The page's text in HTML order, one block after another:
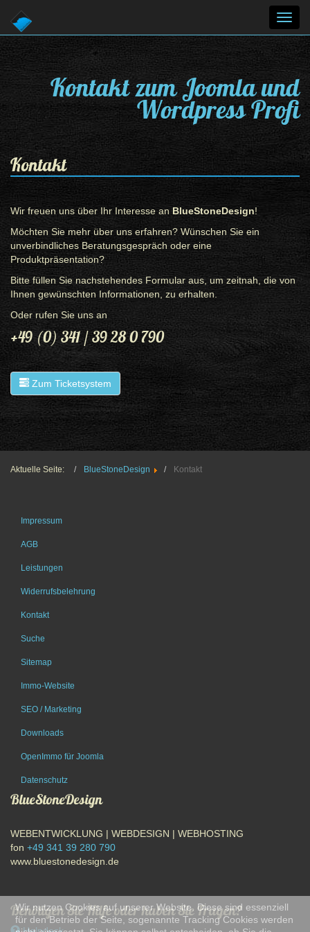
Kontakt zum Joomla und
Wordpress Profi
Kontakt
Wir freuen uns über Ihr Interesse an BlueStoneDesign!
Möchten Sie mehr über uns erfahren? Wünschen Sie ein
unverbindliches Beratungsgespräch oder eine
Produktpräsentation?
Bitte füllen Sie nachstehendes Formular aus, um zeitnah, die von
Ihnen gewünschten Informationen, zu erhalten.
Oder rufen Sie uns an
+49 (0) 341 / 39 28 0 790
Zum Ticketsystem
Aktuelle Seite: BlueStoneDesign Kontakt
Impressum
AGB
Leistungen
Widerrufsbelehrung
Kontakt
Suche
Sitemap
Immo-Website
SEO / Marketing
Downloads
OpenImmo für Joomla
Datenschutz
BlueStoneDesign
WEBENTWICKLUNG | WEBDESIGN | WEBHOSTING
fon +49 341 39 280 790
www.bluestonedesign.de
Benötigen Sie Hilfe oder haben Sie Fragen?
Wir nutzen Cookies auf unserer Website. Diese sind essenziell
für den Betrieb der Seite, sogenannte Tracking Cookies werden